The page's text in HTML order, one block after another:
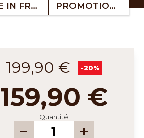
MADE IN FRANCE PROMOTIONS
199,90 € -20%
159,90 €
Quantité